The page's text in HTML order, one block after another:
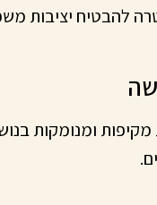
להבטיח יציבות
ומנומקות